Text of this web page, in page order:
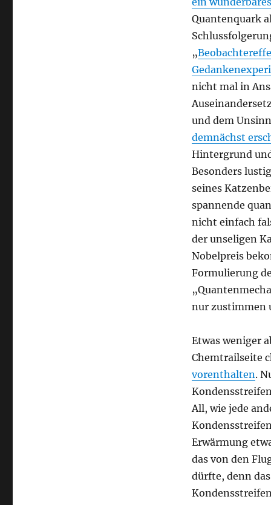
Quantenquark
„
nicht mal in
und dem
demnächst
Hintergrund
Besonders
seines
spannende
nicht einfach
der unseligen
Nobelpreis
Formulierung
nur zustimmen
Etwas weniger
Chemtrailseite
vorenthalten.
All, wie jede
Erwärmung
das von den
dürfte, denn